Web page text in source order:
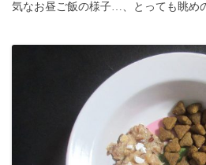
気なお昼ご飯の様子…、とっても眺め